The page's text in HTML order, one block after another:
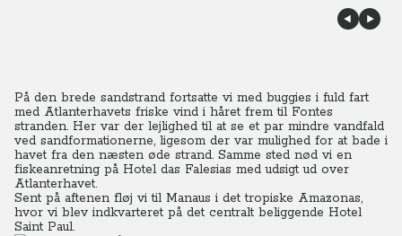
På den brede sandstrand fortsatte vi med buggies i fuld fart
med Atlanterhavets friske vind i håret frem til Fontes
stranden. Her var der lejlighed til at se et par mindre vandfald
ved sandformationerne, ligesom der var mulighed for at bade i
havet fra den næsten øde strand. Samme sted nød vi en
fiskeanretning på Hotel das Falesias med udsigt ud over
Atlanterhavet.
Sent på aftenen fløj vi til Manaus i det tropiske Amazonas,
hvor vi blev indkvarteret på det centralt beliggende Hotel
Saint Paul.